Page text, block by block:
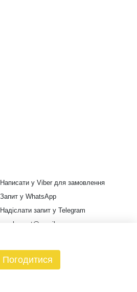
Написати у Viber для замовлення
Запит у WhatsApp
Надіслати запит у Telegram
euroleopart@gmail.com
Мапа проїзду
Погодитися